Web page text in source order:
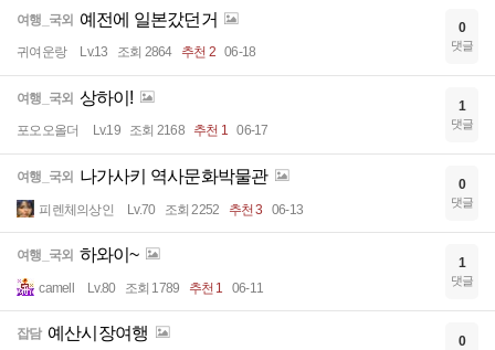
여행_국외 예전에 일본갔던거
귀여운랑 Lv.13 조회 2864 추천 2 06-18
0
댓글
여행_국외 상하이!
포오오올더 Lv.19 조회 2168 추천 1 06-17
1
댓글
여행_국외 나가사키 역사문화박물관
피렌체의상인 Lv.70 조회 2252 추천 3 06-13
0
댓글
여행_국외 하와이~
camell Lv.80 조회 1789 추천 1 06-11
1
댓글
잡담 예산시장여행 0